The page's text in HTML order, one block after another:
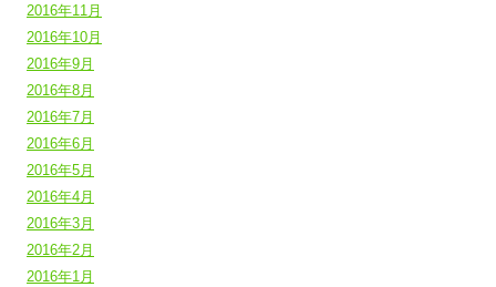
2016年11月
2016年10月
2016年9月
2016年8月
2016年7月
2016年6月
2016年5月
2016年4月
2016年3月
2016年2月
2016年1月